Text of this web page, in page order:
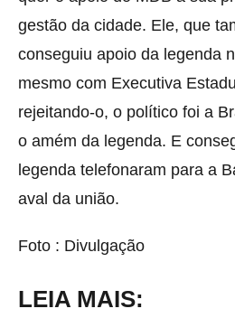
gestão da cidade. Ele, que
conseguiu apoio da legenda
mesmo com Executiva
rejeitando-o, o político foi a
o amém da legenda. E
legenda telefonaram para a
aval da união.
Foto : Divulgação
LEIA MAIS: